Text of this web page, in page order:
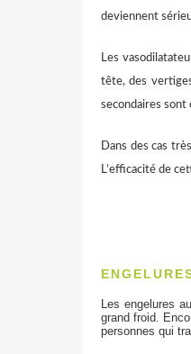
deviennent
Les
tête, des
secondaires sont
Dans des cas
L’efficacité de
Les engelures
grand froid.
personnes qui